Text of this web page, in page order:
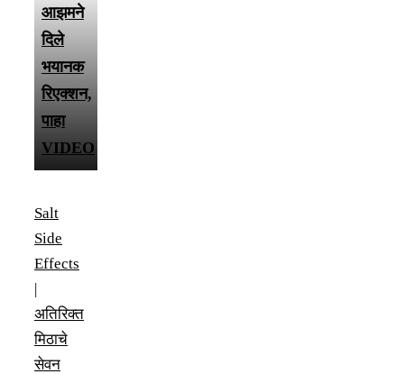
आझमने
दिले
भयानक
रिएक्शन,
पाहा
VIDEO
Salt
Side
Effects
|
अतिरिक्त
मिठाचे
सेवन